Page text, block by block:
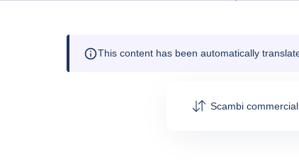
This content has been automatically
Scambi